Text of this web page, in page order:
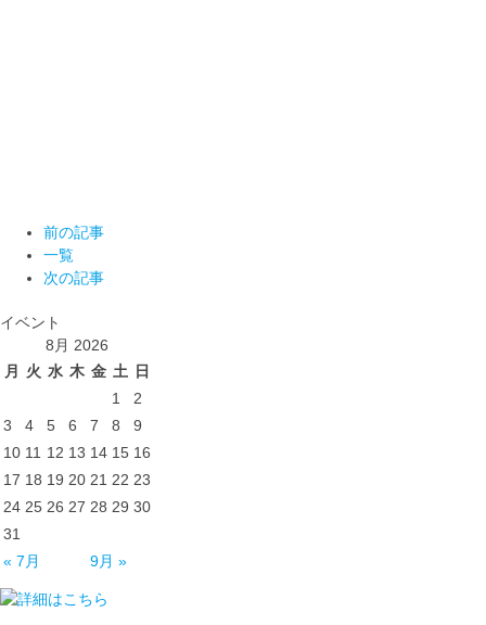
前の記事
一覧
次の記事
イベント
8月 2026
月
火 水 木 金 土
日
1
2
3
4 5 6 7 8
9
10 11 12 13 14 15 16
17 18 19 20 21 22 23
24 25 26 27 28 29 30
31
« 7月
9月 »